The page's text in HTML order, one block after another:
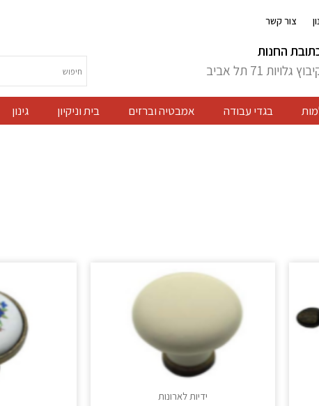
צור קשר
החנות
גלויות 71 תל אביב
בגדי עבודה אמבטיה וברזים בית וניקיון גינון
ידיות לארונות